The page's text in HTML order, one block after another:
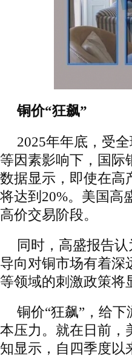
铜价“狂飙”
2025年年底，受
等因素影响下，国际
数据显示，即使在高
将达到20%。美国高
高价交易阶段。
同时，高盛报告
导向对铜市场有着深
等领域的刺激政策将
铜价“狂飙”，给
本压力。就在日前，
知显示，自四季度以